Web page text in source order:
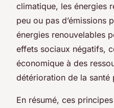
climatique, les énergies
peu ou pas d’émissions
énergies renouvelables
effets sociaux négatifs,
économique à des
détérioration de la santé
En résumé, ces